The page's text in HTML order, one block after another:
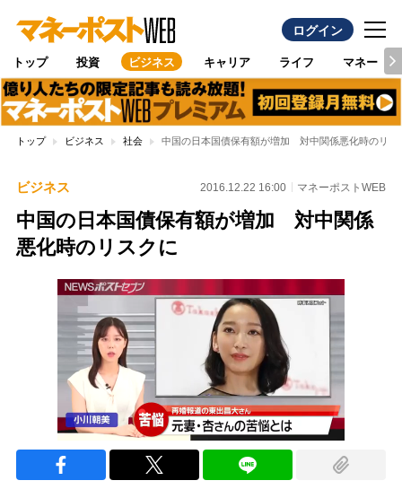
ログイン
トップ 投資 ビジネス キャリア ライフ マネー
トップ ビジネス 社会 中国の日本国債保有額が増加 対中関係悪化時のリス
ビジネス 2016.12.22 16:00 マネーポストWEB
中国の日本国債保有額が増加 対中関係
悪化時のリスクに